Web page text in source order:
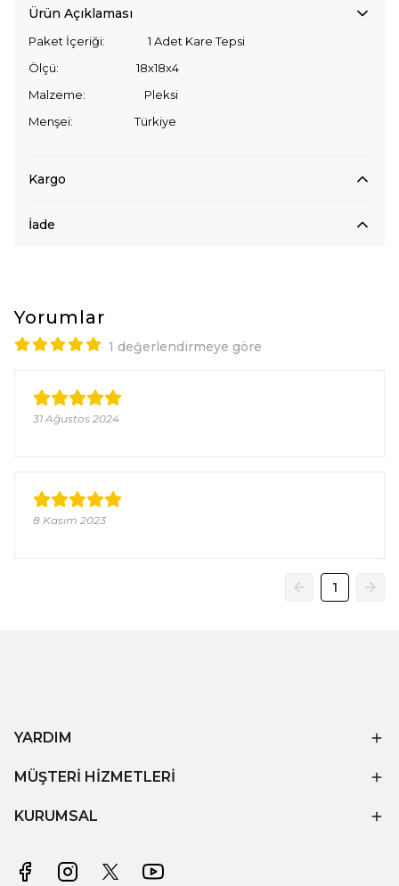
Ürün Açıklaması
Paket İçeriği: 1 Adet Kare Tepsi
Ölçü: 18x18x4
Malzeme: Pleksi
Menşei: Türkiye
Kargo
İade
Yorumlar
1 değerlendirmeye göre
31 Ağustos 2024
8 Kasım 2023
1
YARDIM
MÜŞTERİ HİZMETLERİ
KURUMSAL